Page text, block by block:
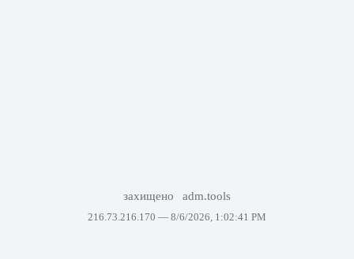
захищено adm.tools
216.73.216.170 — 8/6/2026, 1:02:41 PM